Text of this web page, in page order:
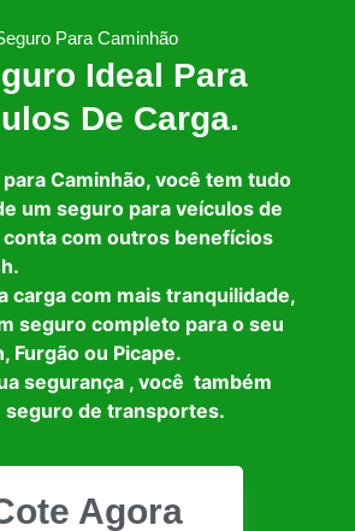
Para Caminhão
Ideal Para
De Carga.
Caminhão, você tem tudo
um seguro para veículos de
conta com outros benefícios
carga com mais tranquilidade,
seguro completo para o seu
Furgão ou Picape.
segurança , você também
seguro de transportes.
Agora